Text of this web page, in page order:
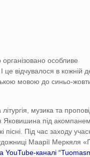
організовано особливе
відчувалося в кожній
мовою до синьо-
музика та
Яковишина під
Під час заходу
Маарії Меркяля
YouTube-каналі